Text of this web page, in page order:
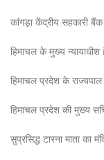
कांगड़ा केंद्रीय सहकारी
हिमाचल के मुख्य न्यायाधीश
हिमाचल प्रदेश के
हिमाचल प्रदेश की मुख्य
सुप्रसिद्ध टारना माता का